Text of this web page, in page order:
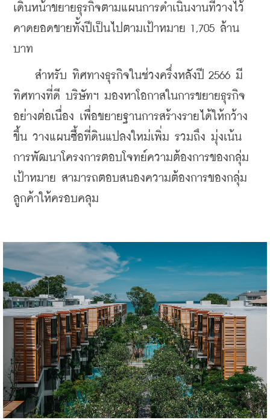
เดินหน้าขยายธุรกิจตามแผนการดำเนินงานที่วางไว้
คาดยอดขายทั้งปีเป็นไปตามเป้าหมาย 1,705 ล้าน
บาท
สำหรับ ทิศทางธุรกิจในช่วงครึ่งหลังปี 2566 มี
ทิศทางที่ดี บริษัทฯ มองหาโอกาสในการขยายธุรกิจ
อย่างต่อเนื่อง เพื่อขยายฐานการสร้างรายได้ให้กว้าง
ขึ้น วางแผนซื้อที่ดินแปลงใหม่เพิ่ม รวมถึง มุ่งเน้น
การพัฒนาโครงการตอบโจทย์ความต้องการของกลุ่ม
เป้าหมาย สามารถตอบสนองความต้องการของกลุ่ม
ลูกค้าให้ครอบคลุม